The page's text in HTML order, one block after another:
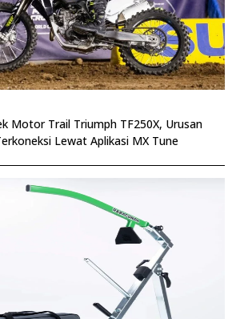
Motor Trail Triumph TF250X, Urusan
Lewat Aplikasi MX Tune